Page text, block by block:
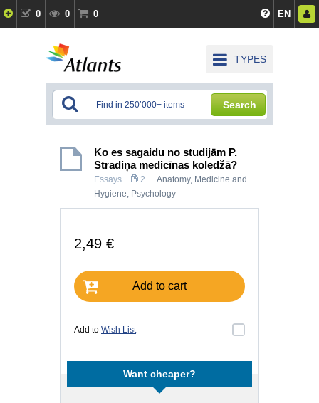
0 0 0 EN
TYPES
Search
Ko es sagaidu no studijām P.
Stradiņa medicīnas koledžā?
Essays 2
Anatomy, Medicine and
Hygiene, Psychology
2,49 €
Add to cart
Add to Wish List
Want cheaper?